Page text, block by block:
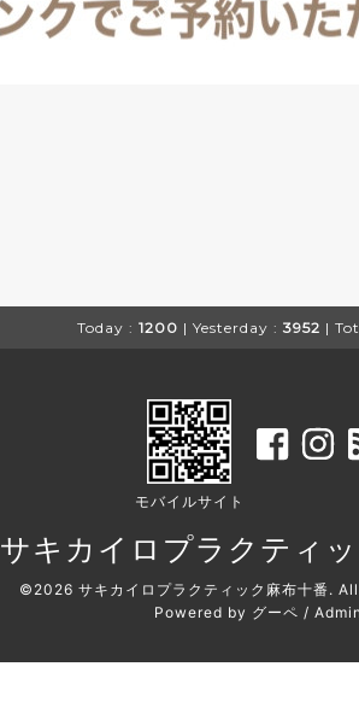
Today : 1200 | Yesterday : 3952 |
モバイルサイト
サキカイロプラクティ
©2026 サキカイロプラクティック麻布十番 .
Powered by グーペ / Admin